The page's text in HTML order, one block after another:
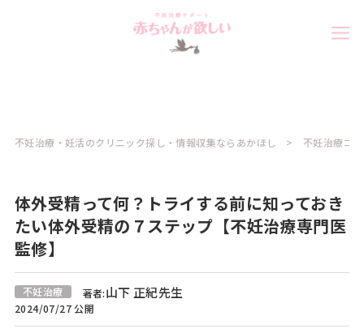
不妊治療・妊活のクリニック探し・情報収集ならあかほし 不妊治療コ
体外受精って何？トライする前に知っておき
たい体外受精の７ステップ【不妊治療専門医
監修】
不妊治療 著者:山下 正紀先生
2024/07/27 公開